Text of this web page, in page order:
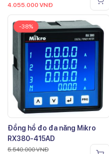
4.055.000 VNĐ
-38%
Đồng hồ đo đa năng Mikro
RX380-415AD
5.540.000VNĐ